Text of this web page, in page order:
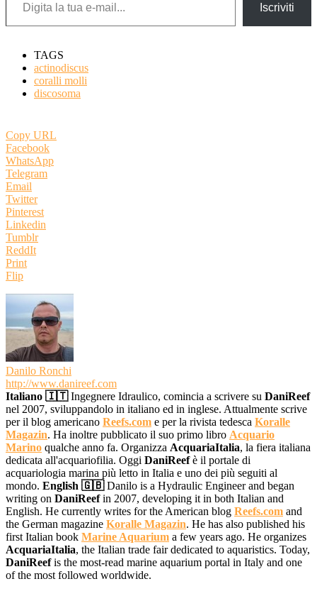
Iscriviti
TAGS
actinodiscus
coralli molli
discosoma
Copy URL
Facebook
WhatsApp
Telegram
Email
Twitter
Pinterest
Linkedin
Tumblr
ReddIt
Print
Flip
Danilo Ronchi
http://www.danireef.com
Italiano 🇮🇹Ingegnere Idraulico, comincia a scrivere su DaniReef
nel 2007, sviluppandolo in italiano ed in inglese. Attualmente scrive
per il blog americano Reefs.com e per la rivista tedesca Koralle
Magazin. Ha inoltre pubblicato il suo primo libro Acquario
Marino qualche anno fa. Organizza AcquariaItalia, la fiera italiana
dedicata all'acquariofilia. Oggi DaniReefè il portale di
acquariologia marina più letto in Italia e uno dei più seguiti al
mondo. English 🇬🇧Danilo is a Hydraulic Engineer and began
writing on DaniReefin 2007, developing it in both Italian and
English. He currently writes for the American blog Reefs.com and
the German magazine Koralle Magazin. He has also published his
first Italian book Marine Aquarium a few years ago. He organizes
AcquariaItalia, the Italian trade fair dedicated to aquaristics. Today,
DaniReefis the most-read marine aquarium portal in Italy and one
of the most followed worldwide.